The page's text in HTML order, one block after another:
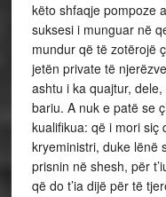
këto shfaqje pompoze
suksesi i munguar në
mundur që të zotërojë
jetën private të
ashtu i ka quajtur,
bariu. A nuk e patë se
kualifikua: që i mori siç
kryeministri, duke lënë
prisnin në shesh, për
që do t’ia dijë për të